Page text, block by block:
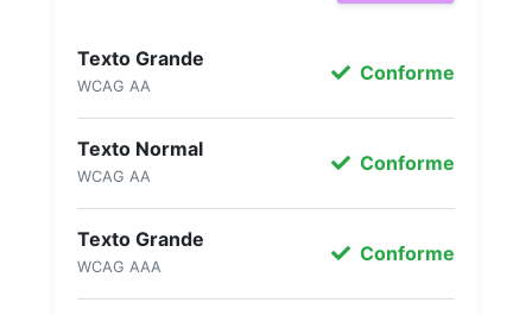
Texto Grande
WCAG AA
Conforme
Texto Normal
WCAG AA
Conforme
Texto Grande
WCAG AAA
Conforme